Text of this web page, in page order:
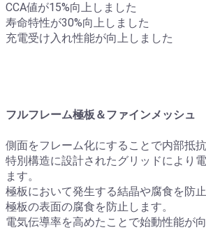
CCA値が15%向上しました
寿命特性が30%向上しました
充電受け入れ性能が向上しました
フルフレーム極板＆ファインメッシュ
側面をフレーム化にすることで内部抵
特別構造に設計されたグリッドにより
ます。
極板において発生する結晶や腐食を防止
極板の表面の腐食を防止します。
電気伝導率を高めたことで始動性能が向